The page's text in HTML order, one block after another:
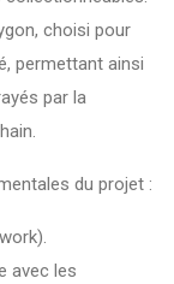
, choisi pour
permettant ainsi
par la
du projet :
avec les